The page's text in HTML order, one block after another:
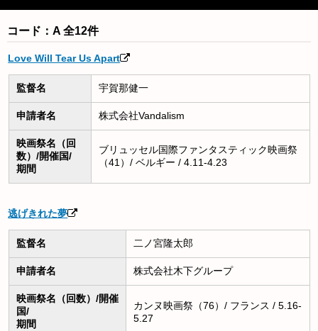
コード：A 全12件
Love Will Tear Us Apart
監督名 宇賀那健一
申請者名 株式会社Vandalism
映画祭名（回
数）/開催国/
期間
ブリュッセル国際ファンタスティック映画祭
（41）/ ベルギー / 4.11-4.23
逃げきれた夢
監督名 二ノ宮隆太郎
申請者名 株式会社木下グループ
映画祭名（回数）/開催
国/
期間
カンヌ映画祭（76）/ フランス / 5.16-
5.27